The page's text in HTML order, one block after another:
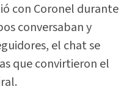
con Coronel durante
conversaban y
el chat se
que convirtieron el